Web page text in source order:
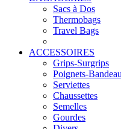
Sacs à Dos
Thermobags
Travel Bags
ACCESSOIRES
Grips-Surgrips
Poignets-
Serviettes
Chaussettes
Semelles
Gourdes